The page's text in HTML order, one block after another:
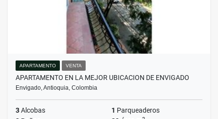
APARTAMENTO VENTA
APARTAMENTO EN LA MEJOR UBICACION DE ENVIGADO
Envigado, Antioquia, Colombia
3Alcobas 1 Parqueaderos